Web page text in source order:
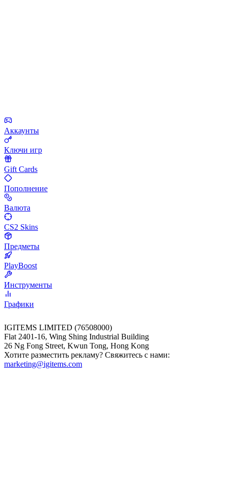
Аккаунты
Ключи игр
Gift Cards
Пополнение
Валюта
CS2 Skins
Предметы
PlayBoost
Инструменты
Графики
IGITEMS LIMITED (76508000)
Flat 2401-16, Wing Shing Industrial Building
26 Ng Fong Street, Kwun Tong, Hong Kong
Хотите разместить рекламу? Свяжитесь с нами:
marketing@igitems.com